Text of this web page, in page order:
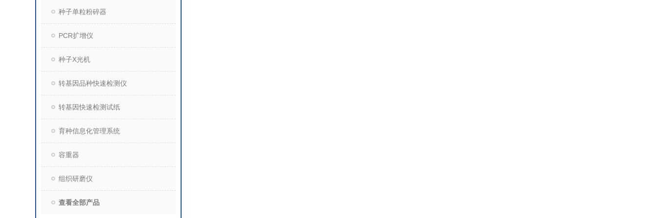
种子单粒粉碎器
PCR扩增仪
种子X光机
转基因品种快速检测仪
转基因快速检测试纸
育种信息化管理系统
容重器
组织研磨仪
查看全部产品